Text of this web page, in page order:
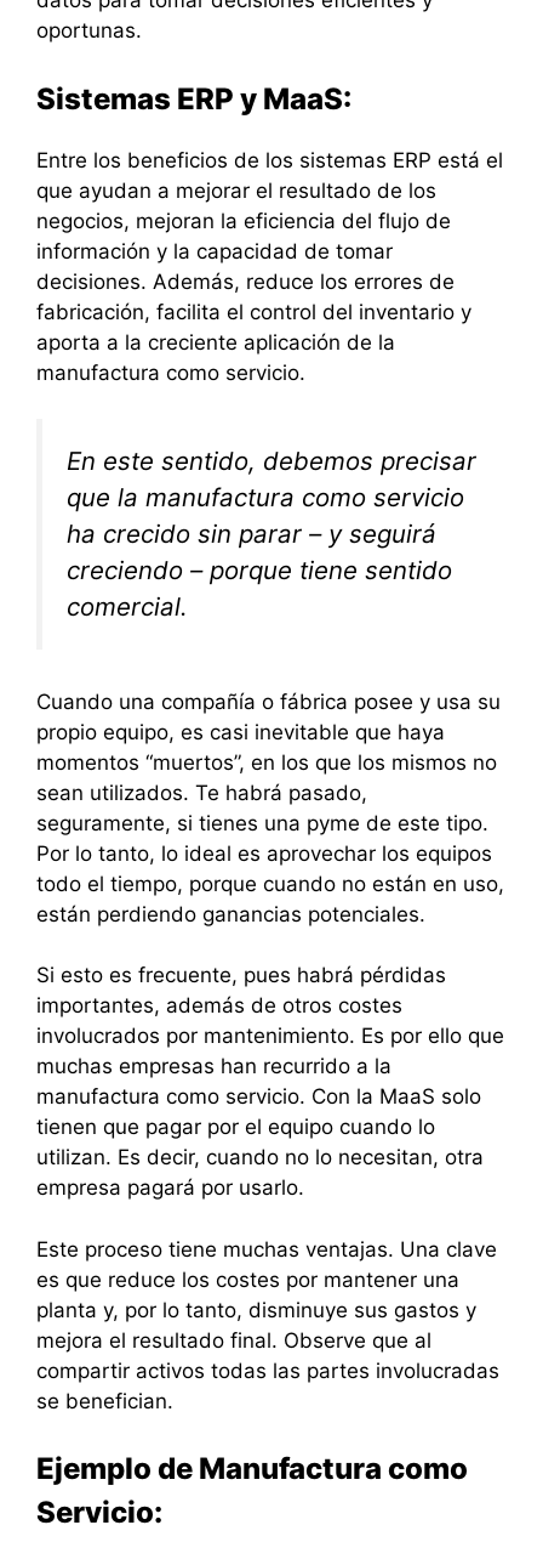
oportunas.
Sistemas ERP y MaaS:
Entre los beneficios de los sistemas ERP está el
que ayudan a mejorar el resultado de los
negocios, mejoran la eficiencia del flujo de
información y la capacidad de tomar
decisiones. Además, reduce los errores de
fabricación, facilita el control del inventario y
aporta a la creciente aplicación de la
manufactura como servicio.
En este sentido, debemos precisar
que la manufactura como servicio
ha crecido sin parar – y seguirá
creciendo – porque tiene sentido
comercial.
Cuando una compañía o fábrica posee y usa su
propio equipo, es casi inevitable que haya
momentos “muertos”, en los que los mismos no
sean utilizados. Te habrá pasado,
seguramente, si tienes una pyme de este tipo.
Por lo tanto, lo ideal es aprovechar los equipos
todo el tiempo, porque cuando no están en uso,
están perdiendo ganancias potenciales.
Si esto es frecuente, pues habrá pérdidas
importantes, además de otros costes
involucrados por mantenimiento. Es por ello que
muchas empresas han recurrido a la
manufactura como servicio. Con la MaaS solo
tienen que pagar por el equipo cuando lo
utilizan. Es decir, cuando no lo necesitan, otra
empresa pagará por usarlo.
Este proceso tiene muchas ventajas. Una clave
es que reduce los costes por mantener una
planta y, por lo tanto, disminuye sus gastos y
mejora el resultado final. Observe que al
compartir activos todas las partes involucradas
se benefician.
Ejemplo de Manufactura como
Servicio: